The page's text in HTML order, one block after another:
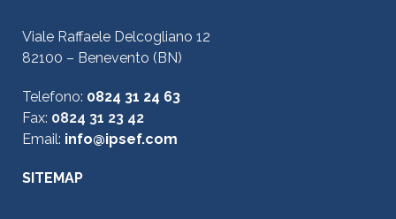
Viale Raffaele Delcogliano 12
82100 – Benevento (BN)
Telefono: 0824 31 24 63
Fax: 0824 31 23 42
Email: info@ipsef.com
SITEMAP